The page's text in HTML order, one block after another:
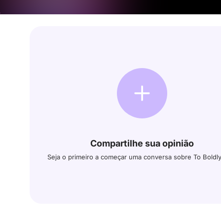
Compartilhe sua opinião
Seja o primeiro a começar uma conversa sobre To